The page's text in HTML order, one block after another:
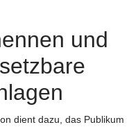
und
dient dazu, das Publikum